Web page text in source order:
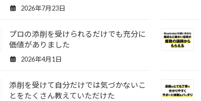
2026年7月23日
プロの添削を受けられるだけでも充分に
価値がありました
2026年4月1日
添削を受けて自分だけでは気づかないこ
とをたくさん教えていただけた